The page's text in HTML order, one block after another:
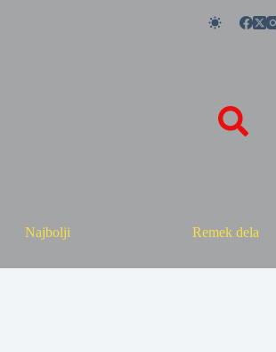
Najbolji Remek dela